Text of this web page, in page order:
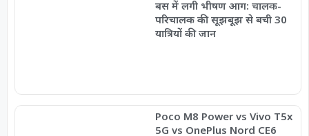
बस में लगी भीषण आग: चालक-
परिचालक की सूझबूझ से बची 30
यात्रियों की जान
Poco M8 Power vs Vivo T5x
5G vs OnePlus Nord CE6